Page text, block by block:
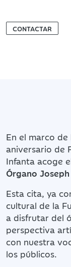
CONTACTAR
En el marco
aniversario de
Infanta acoge
Órgano
Esta cita, ya
cultural de la
a disfrutar del
perspectiva
con nuestra
los públicos.